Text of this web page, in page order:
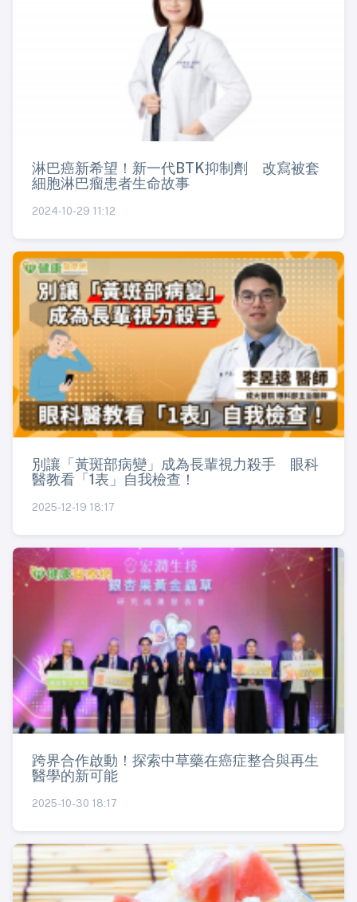
淋巴癌新希望！新一代BTK抑制劑 改寫被套
細胞淋巴瘤患者生命故事
2024-10-29 11:12
別讓「黃斑部病變」成為長輩視力殺手 眼科
醫教看「1表」自我檢查！
2025-12-19 18:17
跨界合作啟動！探索中草藥在癌症整合與再生
醫學的新可能
2025-10-30 18:17